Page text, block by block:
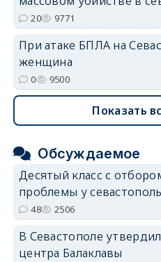
20 9771
При атаке БПЛА на
женщина
0 9500
Показать
Обсуждаемое
Десятый класс с
проблемы у
48 2506
В Севастополе
центра Балаклавы